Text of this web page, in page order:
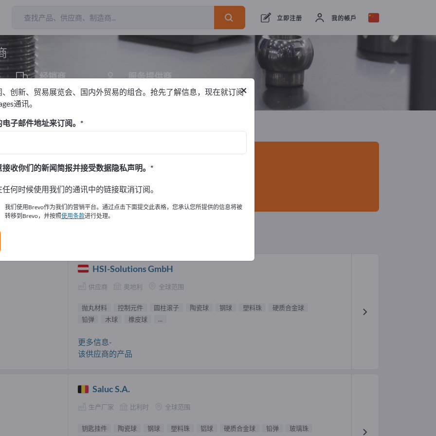
立即注册 我的帳戶
经销商
3
服务提供商
1
43 经销商3 服务提供商
零件
與產品資訊。
訊
件 供應商 (47)
HSI-Solutions GmbH
供应商 奥地利 全球范围
抛丸材料 控制元件 圆柱滚子 陶瓷球 钢球 塑料珠
硬质合金球
铅弹
木球 橡皮球 ...
更多信息-
该供应商的产品
Saluc S.A.
生产厂家 比利时 全球范围
钥匙挂件 陶瓷球 钢球 塑料珠 铝球 硬质合金球 铅弹
玻璃珠
×
、创新、贸易展览会、国内外贸易的组合。抢先了解信息，现在就订阅
通讯。
子邮件地址来订阅。
收你们的新闻简报并接受数据隐私声明。
何时候使用我们的通讯中的链接取消订阅。
我们使用Brevo作为我们的营销平台。通过点击下面提交此表格，您承认您所提供的信息将被
转移到Brevo，并按照使用条款进行处理。